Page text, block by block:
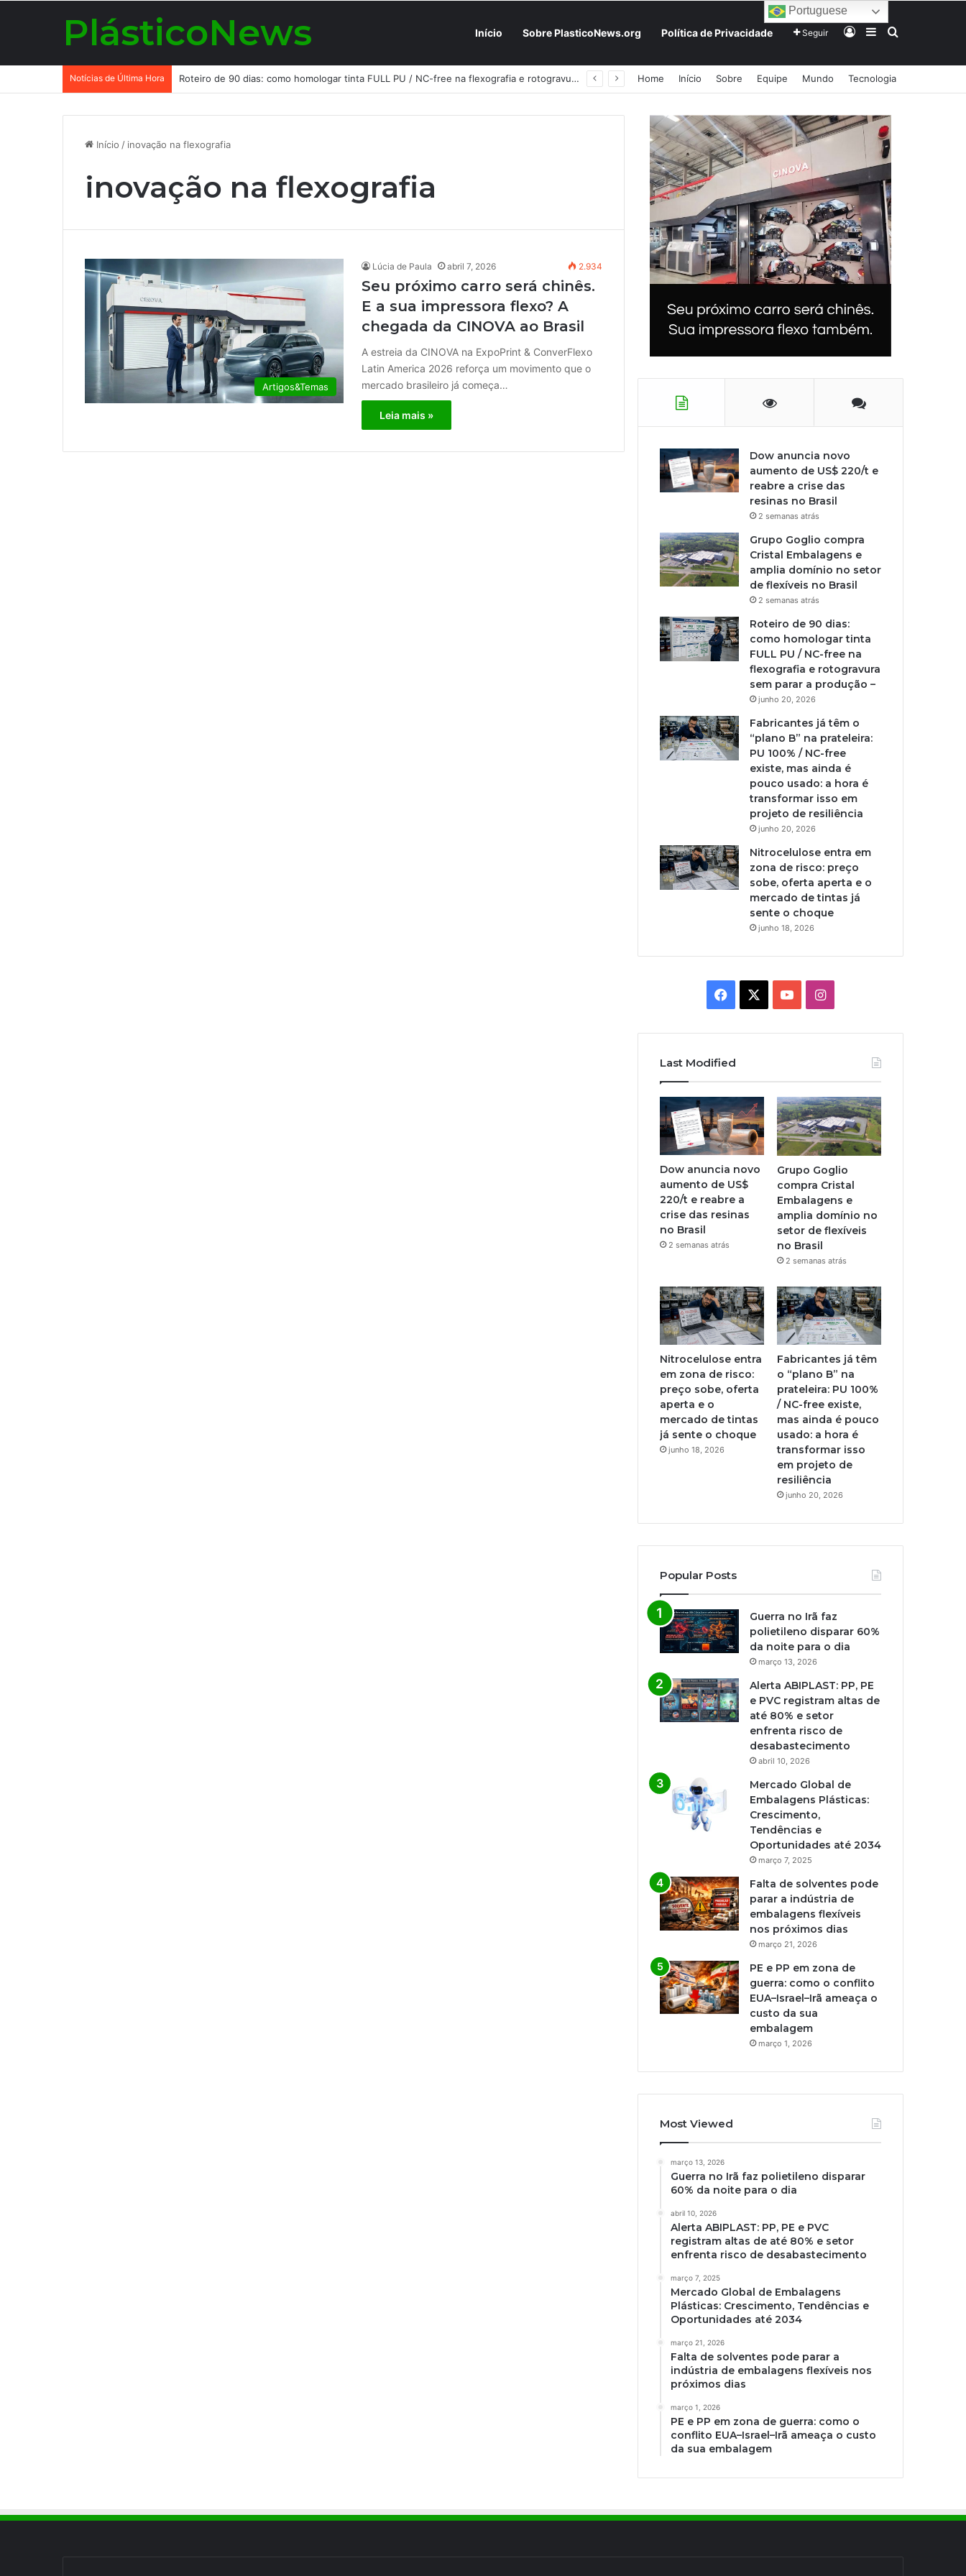
PlásticoNews Início Sobre PlasticoNews.org Política de Privacidade Seguir EntrarBarra Lateral
Procurar por
Notícias de Última Hora Fabricantes já têm o “plano B” na prateleira: PU 100% / NC-free existe, mas ainda é pouco usado: a hora é transformar isso em projeto de resiliência Home Início Sobre Equipe Mundo Tecnologia
Início / inovação na flexografia
inovação na flexografia
Artigos&Temas
Lúcia de Paula abril 7, 2026 2.934
Seu próximo carro será chinês.
E a sua impressora flexo? A
chegada da CINOVA ao Brasil
A estreia da CINOVA na ExpoPrint & ConverFlexo
Latin America 2026 reforça um movimento que o
mercado brasileiro já começa…
Leia mais »
Dow anuncia novo
aumento de US$ 220/t e
reabre a crise das
resinas no Brasil
2 semanas atrás
Grupo Goglio compra
Cristal Embalagens e
amplia domínio no setor
de flexíveis no Brasil
2 semanas atrás
Roteiro de 90 dias:
como homologar tinta
FULL PU / NC-free na
flexografia e rotogravura
sem parar a produção –
junho 20, 2026
Fabricantes já têm o
“plano B” na prateleira:
PU 100% / NC-free
existe, mas ainda é
pouco usado: a hora é
transformar isso em
projeto de resiliência
junho 20, 2026
Nitrocelulose entra em
zona de risco: preço
sobe, oferta aperta e o
mercado de tintas já
sente o choque
junho 18, 2026
Facebook YouTubeInstagram
Last Modified
Dow anuncia novo
aumento de US$
220/t e reabre a
crise das resinas
no Brasil
2 semanas atrás
Grupo Goglio
compra Cristal
Embalagens e
amplia domínio no
setor de flexíveis
no Brasil
2 semanas atrás
Nitrocelulose entra
em zona de risco:
preço sobe, oferta
aperta e o
mercado de tintas
já sente o choque
junho 18, 2026
Fabricantes já têm
o “plano B” na
prateleira: PU 100%
/ NC-free existe,
mas ainda é pouco
usado: a hora é
transformar isso
em projeto de
resiliência
junho 20, 2026
Popular Posts
Guerra no Irã faz
polietileno disparar 60%
da noite para o dia
março 13, 2026
Alerta ABIPLAST: PP, PE
e PVC registram altas de
até 80% e setor
enfrenta risco de
desabastecimento
abril 10, 2026
Mercado Global de
Embalagens Plásticas:
Crescimento,
Tendências e
Oportunidades até 2034
março 7, 2025
Falta de solventes pode
parar a indústria de
embalagens flexíveis
nos próximos dias
março 21, 2026
PE e PP em zona de
guerra: como o conflito
EUA–Israel–Irã ameaça o
custo da sua
embalagem
março 1, 2026
Most Viewed
março 13, 2026
Guerra no Irã faz polietileno disparar
60% da noite para o dia
abril 10, 2026
Alerta ABIPLAST: PP, PE e PVC
registram altas de até 80% e setor
enfrenta risco de desabastecimento
março 7, 2025
Mercado Global de Embalagens
Plásticas: Crescimento, Tendências e
Oportunidades até 2034
março 21, 2026
Falta de solventes pode parar a
indústria de embalagens flexíveis nos
próximos dias
março 1, 2026
PE e PP em zona de guerra: como o
conflito EUA–Israel–Irã ameaça o custo
da sua embalagem
Portuguese